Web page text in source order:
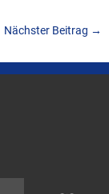
Nächster Beitrag →